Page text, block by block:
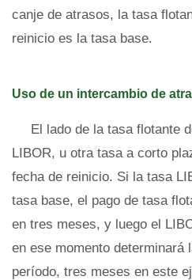
canje de atrasos, la tasa
reinicio es la tasa base.
Uso de un intercambio de
El lado de la tasa flotante
LIBOR, u otra tasa a corto
fecha de reinicio. Si la tasa
tasa base, el pago de tasa
en tres meses, y luego el
en ese momento determinará
período, tres meses en este